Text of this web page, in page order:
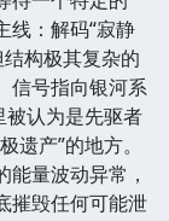
线：解码“寂静
构极其复杂的
号指向银河系
被认为是先驱者
遗产”的地方。
量波动异常，
摧毁任何可能泄